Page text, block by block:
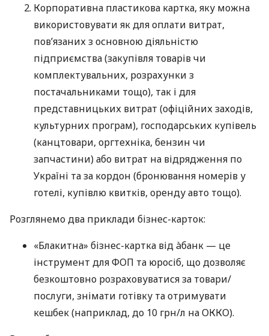
Корпоративна пластикова картка, яку можна
використовувати як для оплати витрат,
пов’язаних з основною діяльністю
підприємства (закупівля товарів чи
комплектувальних, розрахунки з
постачальниками тощо), так і для
представницьких витрат (офіційних заходів,
культурних програм), господарських купівель
(канцтовари, оргтехніка, бензин чи
запчастини) або витрат на відрядження по
Україні та за кордон (бронювання номерів у
готелі, купівлю квитків, оренду авто тощо).
Розглянемо два приклади бізнес-карток:
«Блакитна» бізнес-картка від àбанк — це
інструмент для ФОП та юросіб, що дозволяє
безкоштовно розраховуватися за товари/
послуги, знімати готівку та отримувати
кешбек (наприклад, до 10 грн/л на ОККО).